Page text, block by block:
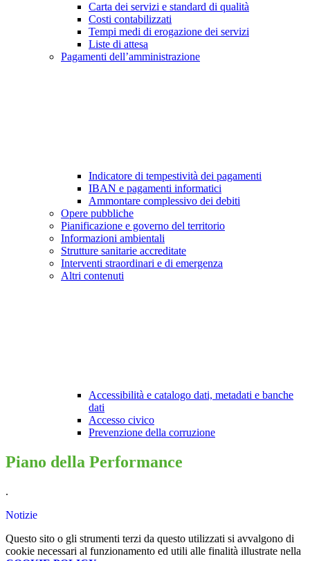
Carta dei servizi e standard di qualità
Costi contabilizzati
Tempi medi di erogazione dei servizi
Liste di attesa
Pagamenti dell’amministrazione
Indicatore di tempestività dei pagamenti
IBAN e pagamenti informatici
Ammontare complessivo dei debiti
Opere pubbliche
Pianificazione e governo del territorio
Informazioni ambientali
Strutture sanitarie accreditate
Interventi straordinari e di emergenza
Altri contenuti
Accessibilità e catalogo dati, metadati e banche
dati
Accesso civico
Prevenzione della corruzione
Piano della Performance
.
Notizie
Questo sito o gli strumenti terzi da questo utilizzati si avvalgono di
cookie necessari al funzionamento ed utili alle finalità illustrate nella